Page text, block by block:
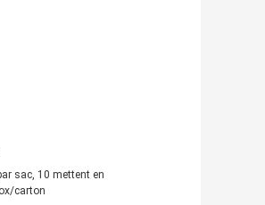
sac, 10 mettent en
carton